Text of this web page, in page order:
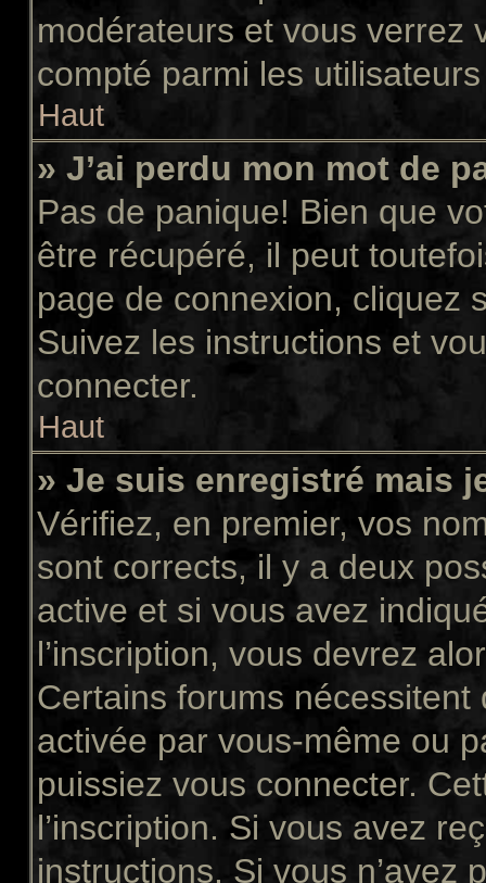
modérateurs et vous verrez
compté parmi les
Haut
» J’ai perdu mon mot de
Pas de panique! Bien que
être récupéré, il peut
page de connexion, cliquez
Suivez les instructions et
connecter.
Haut
» Je suis enregistré mais
Vérifiez, en premier, vos
sont corrects, il y a deux
active et si vous avez
l’inscription, vous devrez
Certains forums
activée par vous-même ou
puissiez vous connecter.
l’inscription. Si vous avez
instructions. Si vous n’avez